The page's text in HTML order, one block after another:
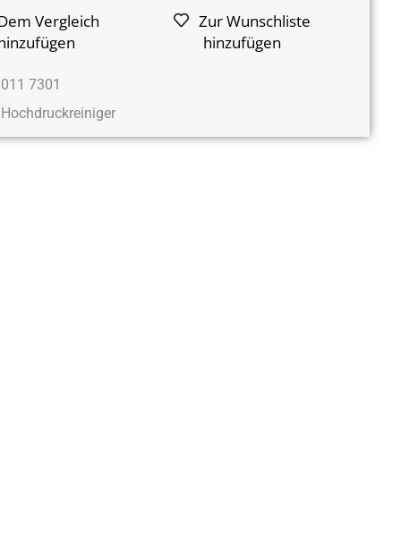
Vergleich
Zur Wunschliste
hinzufügen
7301
Hochdruckreiniger